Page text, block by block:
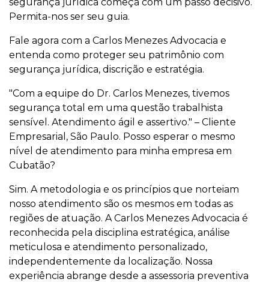
Permita-nos ser seu guia.
Fale agora com a Carlos Menezes Advocacia e
entenda como proteger seu patrimônio com
segurança jurídica, discrição e estratégia.
"Com a equipe do Dr. Carlos Menezes, tivemos
segurança total em uma questão trabalhista
sensível. Atendimento ágil e assertivo." – Cliente
Empresarial, São Paulo. Posso esperar o mesmo
nível de atendimento para minha empresa em
Cubatão?
Sim. A metodologia e os princípios que norteiam
nosso atendimento são os mesmos em todas as
regiões de atuação. A Carlos Menezes Advocacia é
reconhecida pela disciplina estratégica, análise
meticulosa e atendimento personalizado,
independentemente da localização. Nossa
experiência abrange desde a assessoria preventiva